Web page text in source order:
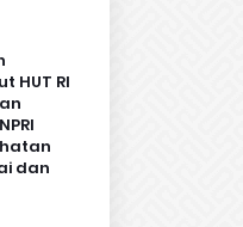
HUT RI
dan